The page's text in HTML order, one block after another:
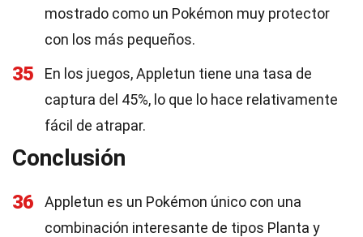
mostrado como un Pokémon muy protector
con los más pequeños.
35
En los juegos, Appletun tiene una tasa de
captura del 45%, lo que lo hace relativamente
fácil de atrapar.
Conclusión
36
Appletun es un Pokémon único con una
combinación interesante de tipos Planta y